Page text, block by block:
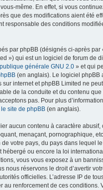
même. En effet, si vous
que des modifications aient été
responsable des conditions
par phpBB (désignés ci-après par
») qui est un logiciel de forum de
générale GNU 2.0 » et qui
(en anglais). Le logiciel phpBB
sur internet et phpBB Limited ne
de la conduite et du contenu que
pas. Pour plus
le site de phpBB (en anglais).
aucun contenu à caractère abusif,
menaçant, pornographique,
votre pays, du pays dans lequel
hébergé ou encore la loi
vous vous exposez à un
nous réservons le droit d’avertir
officielles. L’adresse IP de
au renforcement de ces conditions.